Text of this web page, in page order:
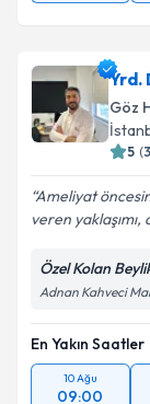
Yrd.
Göz
5 (
Ameliyat
veren yaklaşımı,
Özel Kolan
Adnan Kahveci
En Yakın Saatler
10 Ağu
09:00